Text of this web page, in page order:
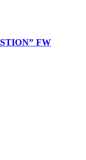
FW